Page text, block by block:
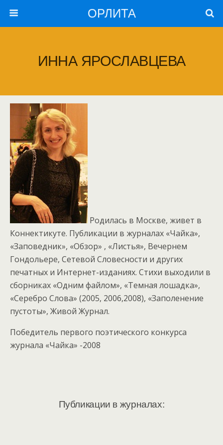
ОРЛИТА
ИННА ЯРОСЛАВЦЕВА
Родилась в Москве, живет в
Коннектикуте. Публикации в журналах «Чайка»,
«Заповедник», «Обзор» , «Листья», Вечернем
Гондольере, Сетевой Словесности и других
печатных и Интернет-изданиях. Стихи выходили в
сборниках «Одним файлом», «Темная лошадка»,
«Серебро Слова» (2005, 2006,2008), «Заполенение
пустоты», Живой Журнал.
Победитель первого поэтического конкурса
журнала «Чайка» -2008
Публикации в журналах: